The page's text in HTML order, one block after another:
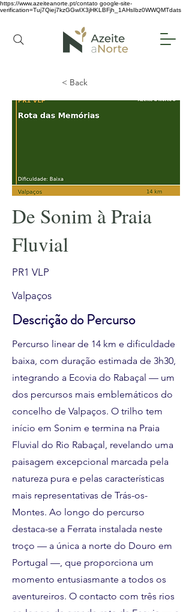
https://www.azeiteanorte.pt/contato google-site-
verification=Tuj7Qiej7kzGGwIX3jHKLBFjh_1AHsIbz0WWQMTdats
< Back
De Sonim à Praia
Fluvial
PR1 VLP
Valpaços
Descrição do Percurso
Percurso linear de 14 km e dificuldade
baixa, com duração estimada de 3h30,
integrando a Ecovia do Rabaçal — um
dos percursos mais emblemáticos do
concelho de Valpaços. O trilho tem
início em Sonim e termina na Praia
Fluvial do Rio Rabaçal, revelando uma
paisagem excepcional marcada pela
natureza pura e pelas características
mais representativas de Trás-os-
Montes. Ao longo do percurso
destaca-se a Ferrata instalada neste
troço — a única a norte do Douro em
Portugal —, que proporciona um
momento entusiasmante a todos os
aventureiros. O contacto com três rios